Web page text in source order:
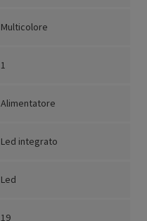
Multicolore
1
Alimentatore
Led integrato
Led
19